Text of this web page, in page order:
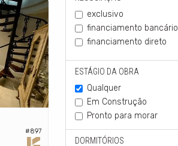
exclusivo
financiamento bancário
financiamento direto
ESTÁGIO DA OBRA
Qualquer
Em Construção
Pronto para morar
DORMITÓRIOS
#897